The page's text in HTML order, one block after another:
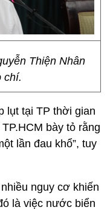
Thiện Nhân
chí.
lụt tại TP thời gian
bày tỏ rằng
lần đau khổ”, tuy
nguy cơ khiến
là việc nước biển